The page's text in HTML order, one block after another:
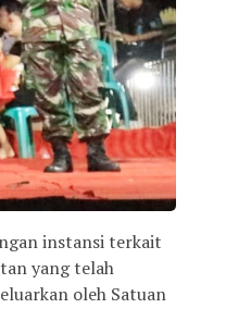
instansi terkait
yang telah
oleh Satuan